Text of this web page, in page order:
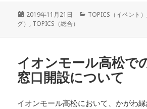
投
2019年11月21日
カ
TOPICS（イベント）
グ） , TOPICS（総合）
イオンモール高松で
窓口開設について
イオンモール高松において、かがわ